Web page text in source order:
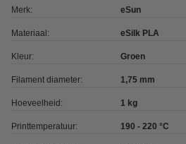
Merk: eSun
Materiaal: eSilk PLA
Kleur: Groen
Filament diameter: 1,75 mm
Hoeveelheid: 1 kg
Printtemperatuur: 190 - 220 °C